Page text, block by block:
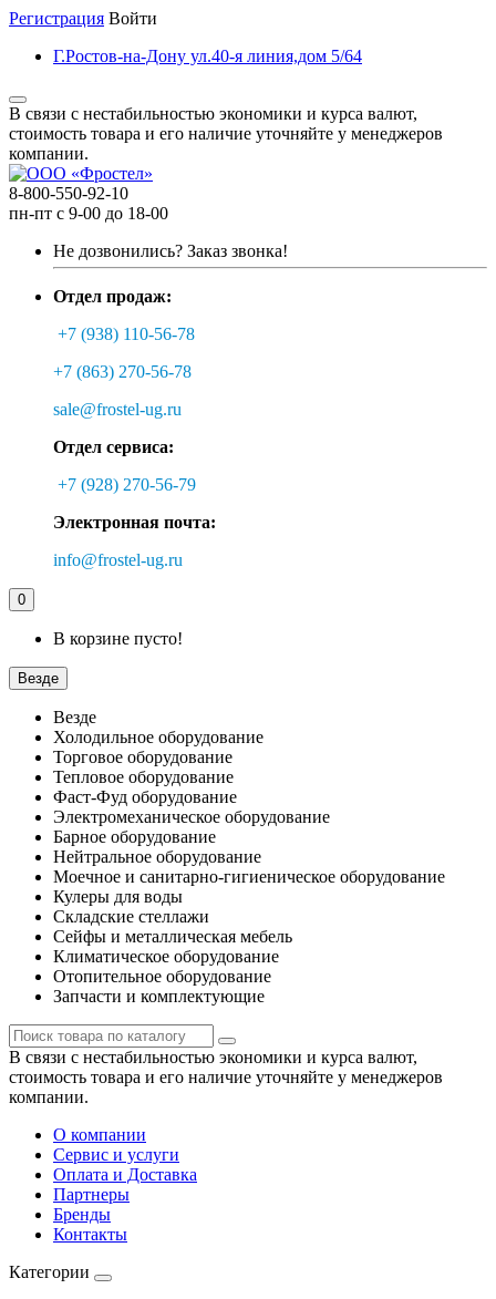
Регистрация Войти
Г.Ростов-на-Дону ул.40-я линия,дом 5/64
В связи с нестабильностью экономики и курса валют,
стоимость товара и его наличие уточняйте у менеджеров
компании.
8-800-550-92-10
пн-пт с 9-00 до 18-00
Не дозвонились? Заказ звонка!
Отдел продаж:
+7 (938) 110-56-78
+7 (863) 270-56-78
sale@frostel-ug.ru
Отдел сервиса:
+7 (928) 270-56-79
Электронная почта:
info@frostel-ug.ru
0
В корзине пусто!
Везде
Везде
Холодильное оборудование
Торговое оборудование
Тепловое оборудование
Фаст-Фуд оборудование
Электромеханическое оборудование
Барное оборудование
Нейтральное оборудование
Моечное и санитарно-гигиеническое оборудование
Кулеры для воды
Складские стеллажи
Сейфы и металлическая мебель
Климатическое оборудование
Отопительное оборудование
Запчасти и комплектующие
В связи с нестабильностью экономики и курса валют,
стоимость товара и его наличие уточняйте у менеджеров
компании.
О компании
Сервис и услуги
Оплата и Доставка
Партнеры
Бренды
Контакты
Категории